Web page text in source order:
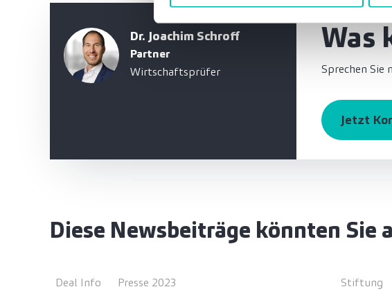
Dr. Joachim Schroff
Partner
Wirtschaftsprüfer
Was
Sprechen Sie
Jetzt
Diese Newsbeiträge könnten Sie
Deal Info Presse 2023 Stiftung